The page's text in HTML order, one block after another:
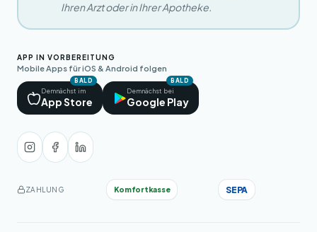
Ihren Arzt oder in Ihrer Apotheke.
APP IN VORBEREITUNG
Mobile Apps für iOS & Android folgen
BALD
Demnächst im
App Store
BALD
Demnächst bei
Google Play
ZAHLUNG Komfortkasse SEPA